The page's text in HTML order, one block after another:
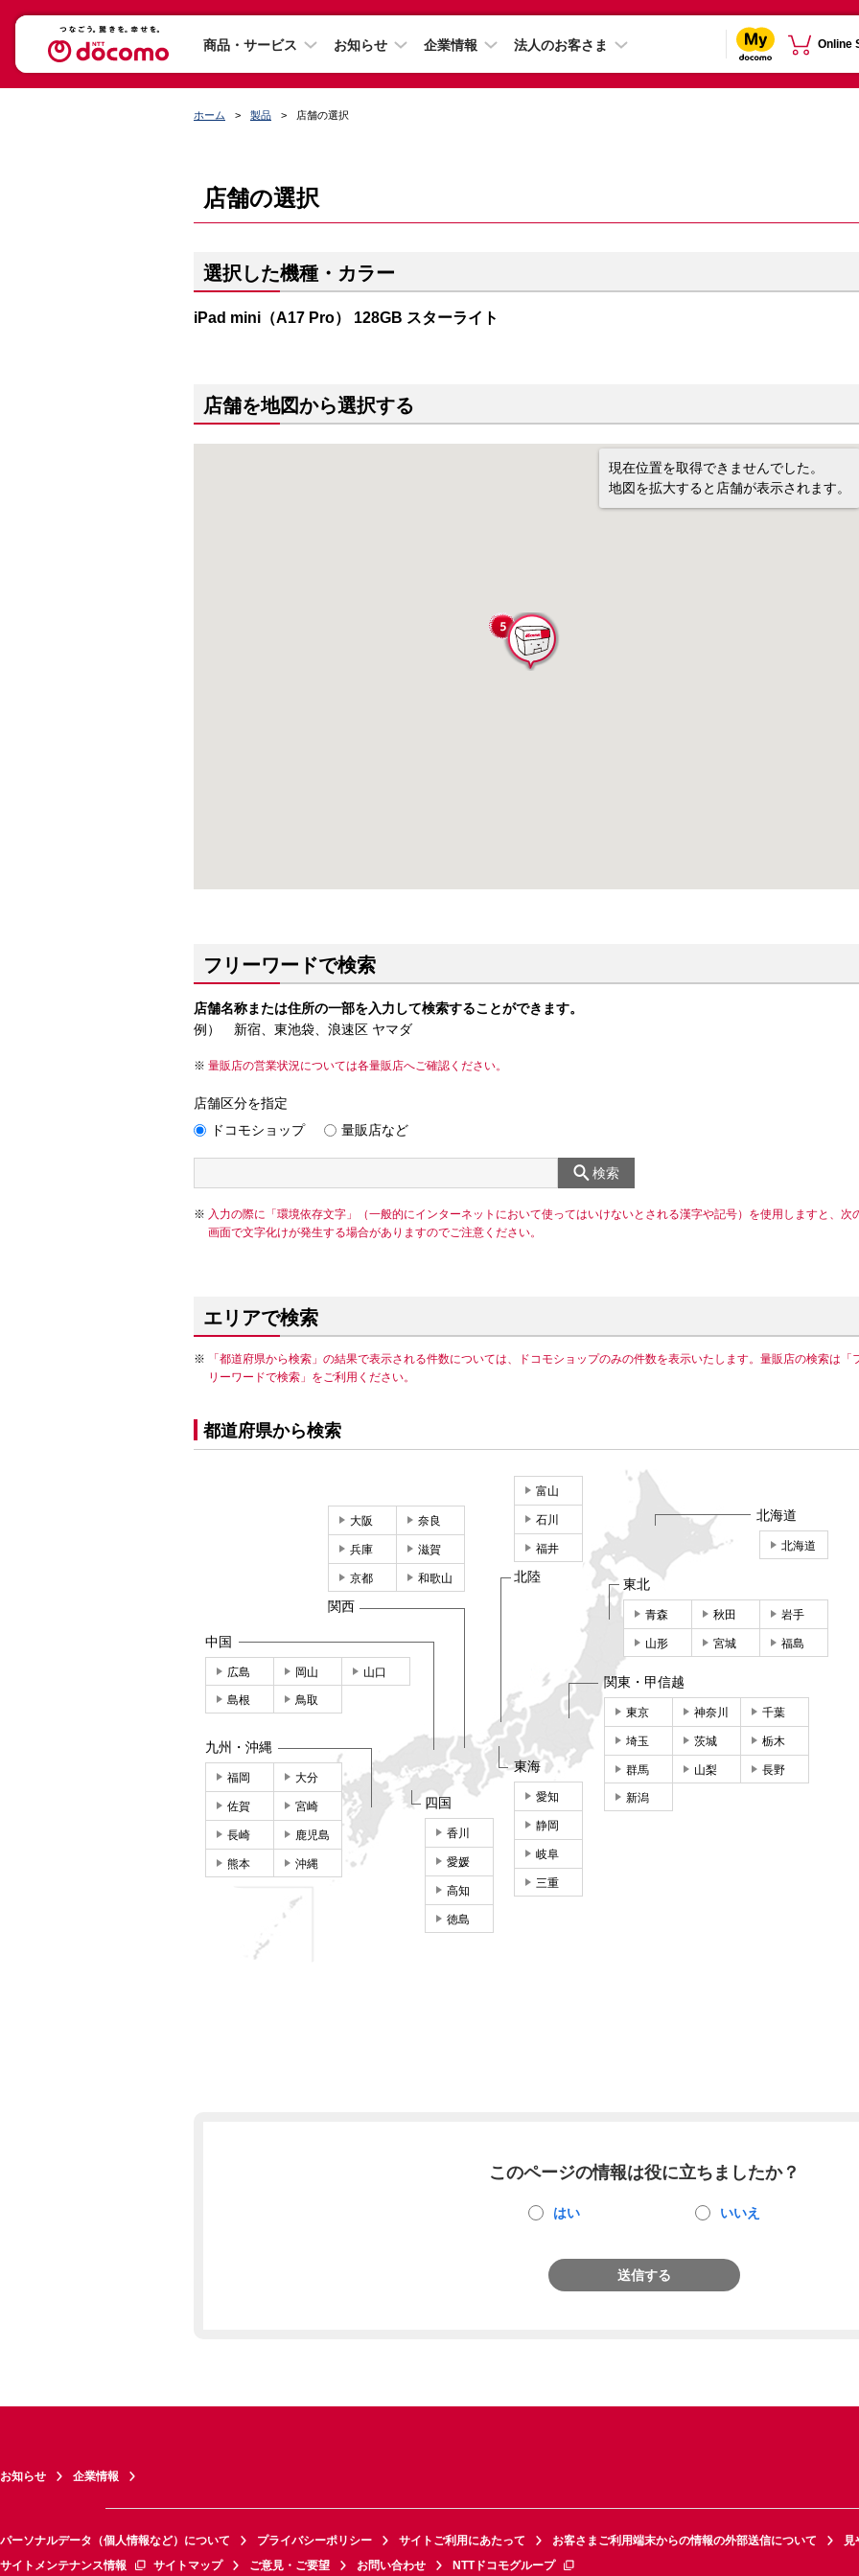
商品・サービス お知らせ 企業情報 法人のお客さま Online
ホーム 製品 店舗の選択
店舗の選択
選択した機種・カラー
iPad mini（A17 Pro） 128GB スターライト
店舗を地図から選択する
現在位置を取得できませんでした。
地図を拡大すると店舗が表示されます。
フリーワードで検索
店舗名称または住所の一部を入力して検索することができます。
例） 新宿、東池袋、浪速区 ヤマダ
量販店の営業状況については各量販店へご確認ください。
店舗区分を指定
ドコモショップ
量販店など
検索
入力の際に「環境依存文字」（一般的にインターネットにおいて使ってはいけないとされる漢字や記号）を使用しますと、次
画面で文字化けが発生する場合がありますのでご注意ください。
エリアで検索
「都道府県から検索」の結果で表示される件数については、ドコモショップのみの件数を表示いたします。量販店の検索は「
リーワードで検索」をご利用ください。
都道府県から検索
北海道
北海道
東北
青森 秋田 岩手
山形 宮城 福島
関東・甲信越
東京 神奈川 千葉
埼玉 茨城 栃木
群馬 山梨 長野
新潟
東海
愛知
静岡
岐阜
三重
富山
石川
福井
北陸
大阪 奈良
兵庫 滋賀
京都 和歌山
関西
中国
広島 岡山 山口
島根 鳥取
四国
香川
愛媛
高知
徳島
九州・沖縄
福岡 大分
佐賀 宮崎
長崎 鹿児島
熊本 沖縄
このページの情報は役に立ちましたか？
はい いいえ
送信する
お知らせ 企業情報
パーソナルデータ（個人情報など）について プライバシーポリシー サイトご利用にあたって お客さまご利用端末からの情報の外部送信について
見
サイトメンテナンス情報
サイトマップ ご意見・ご要望 お問い合わせ NTTドコモグループ